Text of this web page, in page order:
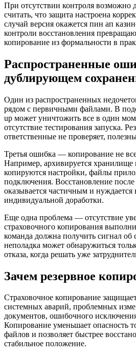
При отсутствии контроля возможно
считать, что защита настроена
случай версия окажется пин ап
контроли восстановления
копирование из формальности в
Распространенные
дублирующем
Один из распространенных
рядом с первичными файлами. В
up может уничтожить все в один
отсутствие тестирования запуска.
ответственные не проверяет,
Третья ошибка — копирование не
Например, архивируется
копируются настройки, файлы
подключения. Восстановление
оказывается частичным и нуждается
индивидуальной доработки.
Еще одна проблема — отсутствие
страховочного копирования
команда должна получить сигнал об
неполадка может обнаружиться
отказа, когда решать уже
Зачем резервное
Страховочное копирование
системных аварий, проблемных
документов, ошибочного
Копирование уменьшает опасность
файлов и позволяет быстрее
стабильное положение.